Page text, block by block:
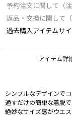
予約注文に関して（注
返品・交換に関して（
過去購入アイテムサ
アイテム詳
シンプルなデザインで
通すだけの簡単な着脱
絶妙なサイズ感がウエ